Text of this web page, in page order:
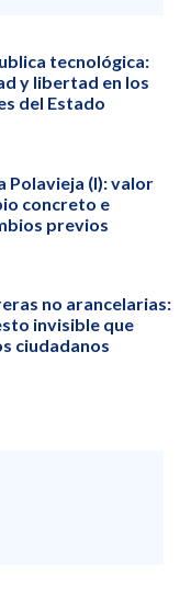
tecnológica:
y libertad en los
del Estado
Polavieja (I): valor
concreto e
previos
no arancelarias:
invisible que
ciudadanos